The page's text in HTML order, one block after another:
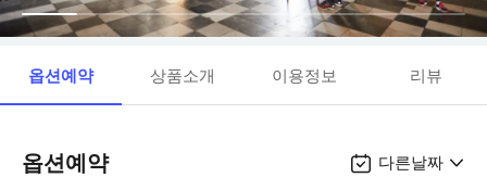
옵션예약 상품소개 이용정보 리뷰
옵션예약 다른날짜